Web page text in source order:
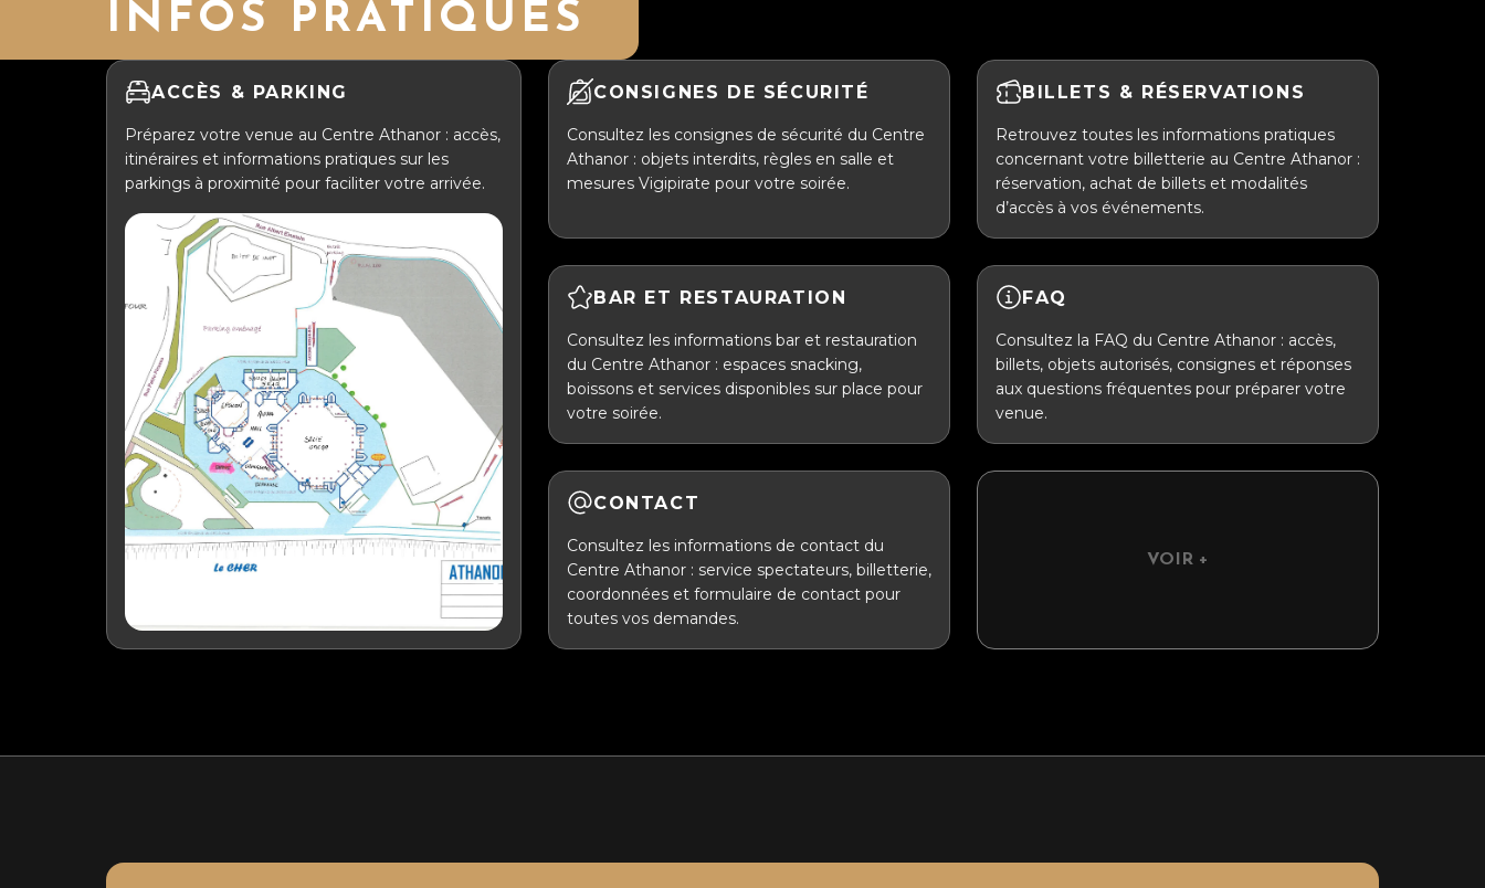
INFOS PRATIQUES
ACCÈS & PARKING
Préparez votre venue au Centre Athanor : accès,
itinéraires et informations pratiques sur les
parkings à proximité pour faciliter votre arrivée.
CONSIGNES DE SÉCURITÉ
Consultez les consignes de sécurité du Centre
Athanor : objets interdits, règles en salle et
mesures Vigipirate pour votre soirée.
BILLETS & RÉSERVATIONS
Retrouvez toutes les informations pratiques
concernant votre billetterie au Centre Athanor :
réservation, achat de billets et modalités
d’accès à vos événements.
BAR ET RESTAURATION
Consultez les informations bar et restauration
du Centre Athanor : espaces snacking,
boissons et services disponibles sur place pour
votre soirée.
FAQ
Consultez la FAQ du Centre Athanor : accès,
billets, objets autorisés, consignes et réponses
aux questions fréquentes pour préparer votre
venue.
CONTACT
Consultez les informations de contact du
Centre Athanor : service spectateurs, billetterie,
coordonnées et formulaire de contact pour
toutes vos demandes.
VOIR +